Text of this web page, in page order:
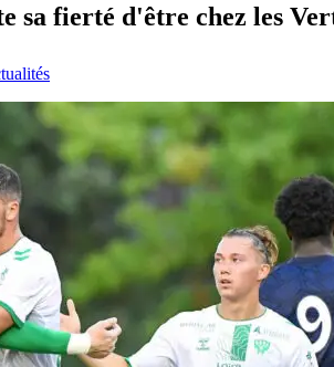
sa fierté d'être chez les